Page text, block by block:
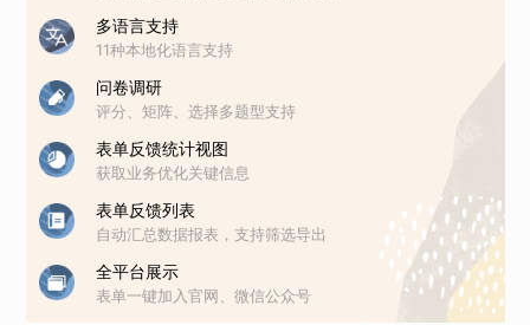
多语言支持
11种本地化语言支持
问卷调研
评分、矩阵、选择多题型支持
表单反馈统计视图
获取业务优化关键信息
表单反馈列表
自动汇总数据报表，支持筛选导出
全平台展示
表单一键加入官网、微信公众号